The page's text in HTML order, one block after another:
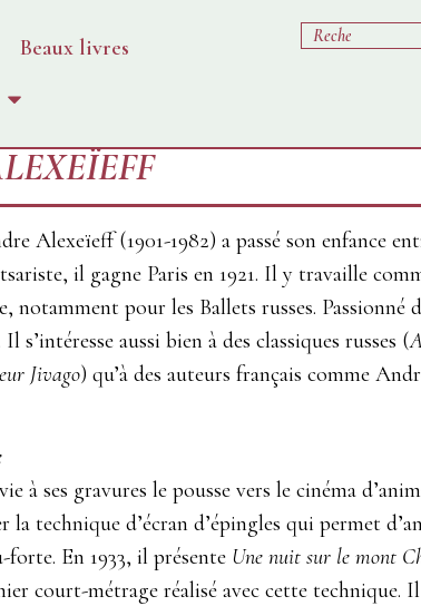
Beaux livres
Alexeïeff (1901-1982) a passé son enfance
il gagne Paris en 1921. Il y travaille
notamment pour les Ballets russes. Passionné
s’intéresse aussi bien à des classiques russes (
Jivago) qu’à des auteurs français comme
à ses gravures le pousse vers le cinéma
la technique d’écran d’épingles qui permet
forte. En 1933, il présente Une nuit sur le mont
court-métrage réalisé avec cette technique.